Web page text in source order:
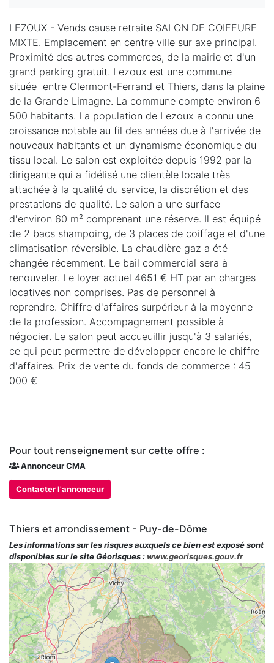
LEZOUX - Vends cause retraite SALON DE COIFFURE
MIXTE. Emplacement en centre ville sur axe principal.
Proximité des autres commerces, de la mairie et d'un
grand parking gratuit. Lezoux est une commune
située entre Clermont-Ferrand et Thiers, dans la plaine
de la Grande Limagne. La commune compte environ 6
500 habitants. La population de Lezoux a connu une
croissance notable au fil des années due à l'arrivée de
nouveaux habitants et un dynamisme économique du
tissu local. Le salon est exploitée depuis 1992 par la
dirigeante qui a fidélisé une clientèle locale très
attachée à la qualité du service, la discrétion et des
prestations de qualité. Le salon a une surface
d'environ 60 m² comprenant une réserve. Il est équipé
de 2 bacs shampoing, de 3 places de coiffage et d'une
climatisation réversible. La chaudière gaz a été
changée récemment. Le bail commercial sera à
renouveler. Le loyer actuel 4651 € HT par an charges
locatives non comprises. Pas de personnel à
reprendre. Chiffre d'affaires surpérieur à la moyenne
de la profession. Accompagnement possible à
négocier. Le salon peut accueuillir jusqu'à 3 salariés,
ce qui peut permettre de développer encore le chiffre
d'affaires. Prix de vente du fonds de commerce : 45
000 €
Pour tout renseignement sur cette offre :
Annonceur CMA
Contacter l'annonceur
Thiers et arrondissement - Puy-de-Dôme
Les informations sur les risques auxquels ce bien est exposé sont
disponibles sur le site Géorisques : www.georisques.gouv.fr